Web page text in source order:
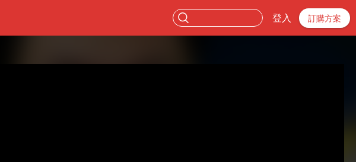
登入 訂購方案